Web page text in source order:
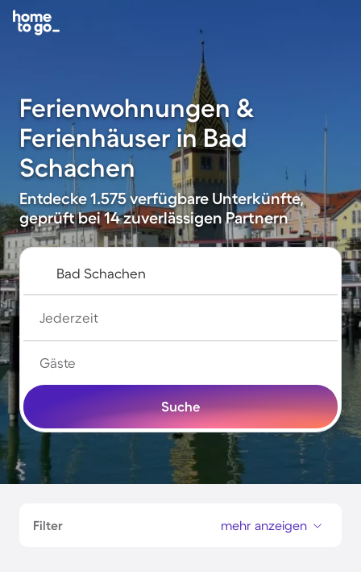
Ferienwohnungen &
Ferienhäuser in Bad
Schachen
Entdecke 1.575 verfügbare Unterkünfte,
geprüft bei 14 zuverlässigen Partnern
Jederzeit
Gäste
Suche
Filter mehr anzeigen